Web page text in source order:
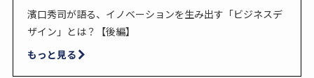
濱口秀司が語る、イノベーションを生み出す「ビジネスデ
ザイン」とは？【後編】
もっと見る